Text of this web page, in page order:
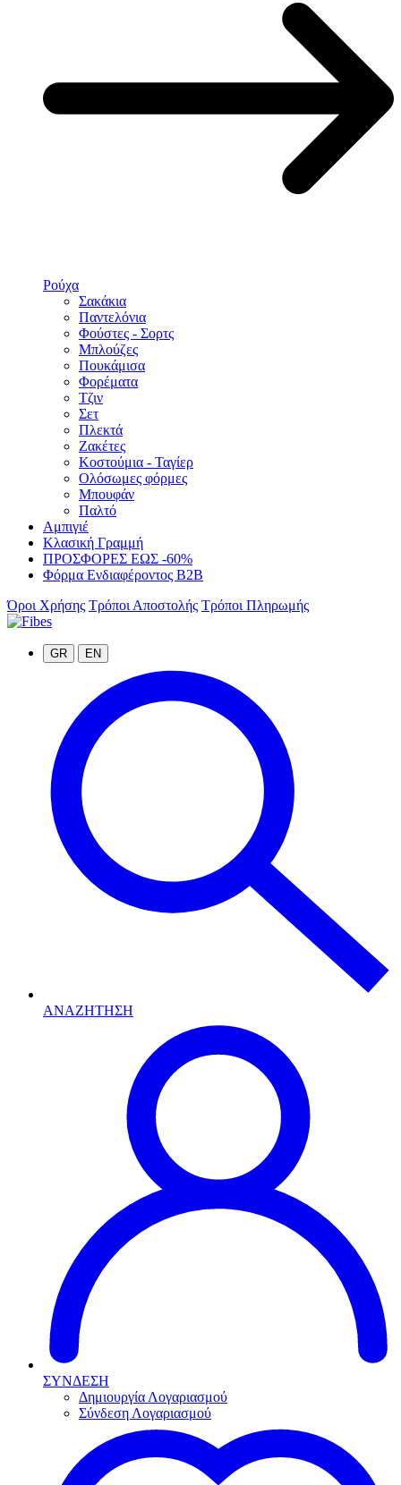
Ρούχα
Σακάκια
Παντελόνια
Φούστες - Σορτς
Μπλούζες
Πουκάμισα
Φορέματα
Τζιν
Σετ
Πλεκτά
Ζακέτες
Κοστούμια - Ταγίερ
Ολόσωμες φόρμες
Μπουφάν
Παλτό
Αμπιγιέ
Κλασική Γραμμή
ΠΡΟΣΦΟΡΕΣ ΕΩΣ -60%
Φόρμα Ενδιαφέροντος B2B
Όροι Χρήσης Τρόποι Αποστολής Τρόποι Πληρωμής
GR EN
ΑΝΑΖΗΤΗΣΗ
ΣΥΝΔΕΣΗ
Δημιουργία Λογαριασμού
Σύνδεση Λογαριασμού